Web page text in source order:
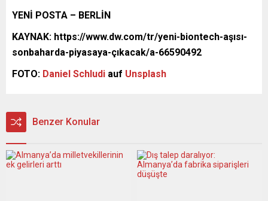
YENİ POSTA – BERLİN
KAYNAK: https://www.dw.com/tr/yeni-biontech-aşısı-
sonbaharda-piyasaya-çıkacak/a-66590492
FOTO: Daniel Schludi auf Unsplash
Benzer Konular